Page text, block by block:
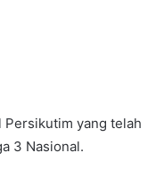
Persikutim yang telah
3 Nasional.